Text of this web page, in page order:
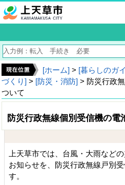
[ホーム] > [暮らしのガ
づくり] > [防災・消防] > 防災行政
ついて
防災行政無線個別受信機の電
上天草市では、台風・大雨など
お知らせを、防災行政無線戸別
す。